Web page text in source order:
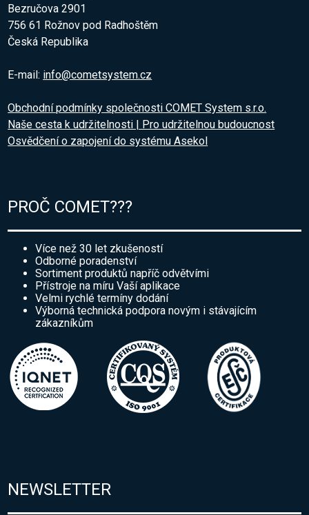
Bezručova 2901
756 61 Rožnov pod Radhoštěm
Česká Republika
E-mail: info@cometsystem.cz
Obchodní podmínky společnosti COMET System s.r.o.
Naše cesta k udržitelnosti | Pro udržitelnou budoucnost
Osvědčení o zapojení do systému Asekol
PROČ COMET???
Více než 30 let zkušeností
Odborné poradenství
Sortiment produktů napříč odvětvími
Přístroje na míru Vaší aplikace
Velmi rychlé termíny dodání
Výborná technická podpora novým i stávajícím
zákazníkům
NEWSLETTER